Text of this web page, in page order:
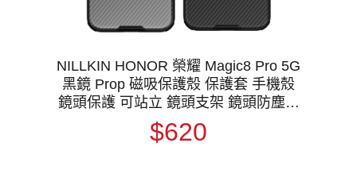
NILLKIN HONOR 榮耀 Magic8 Pro 5G
黑鏡 Prop 磁吸保護殼 保護套 手機殼
鏡頭保護 可站立 鏡頭支架 鏡頭防塵蓋
鏡頭蓋 支援MagSafe
$620